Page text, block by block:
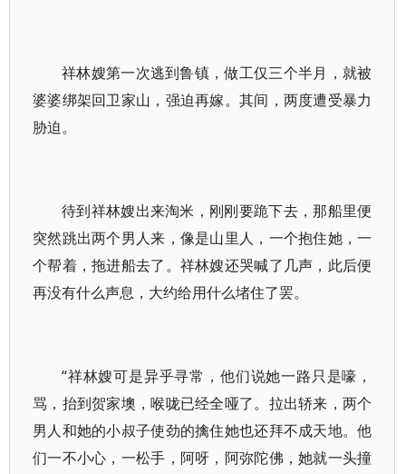
祥林嫂第一次逃到鲁镇，做工仅三个半月，就被
婆婆绑架回卫家山，强迫再嫁。其间，两度遭受暴力
胁迫。
待到祥林嫂出来淘米，刚刚要跪下去，那船里便
突然跳出两个男人来，像是山里人，一个抱住她，一
个帮着，拖进船去了。祥林嫂还哭喊了几声，此后便
再没有什么声息，大约给用什么堵住了罢。
“祥林嫂可是异乎寻常，他们说她一路只是嚎，
骂，抬到贺家墺，喉咙已经全哑了。拉出轿来，两个
男人和她的小叔子使劲的擒住她也还拜不成天地。他
们一不小心，一松手，阿呀，阿弥陀佛，她就一头撞